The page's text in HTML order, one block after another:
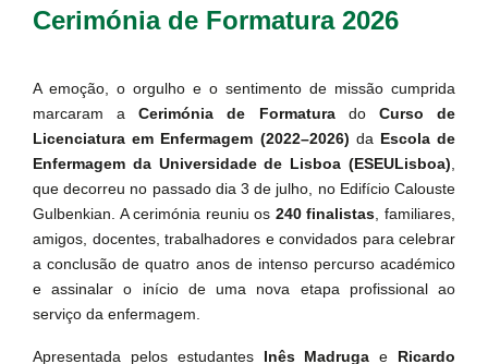
Cerimónia de Formatura 2026
A emoção, o orgulho e o sentimento de missão cumprida
marcaram aCerimónia de Formaturado Curso de
Licenciatura em Enfermagem (2022–2026) da Escola de
Enfermagem da Universidade de Lisboa (ESEULisboa)
que decorreu no passado dia 3 de julho, no Edifício Calouste
Gulbenkian. A cerimónia reuniu os 240 finalistas , familiares,
amigos, docentes, trabalhadores e convidados para celebrar
a conclusão de quatro anos de intenso percurso académico
e assinalar o início de uma nova etapa profissional ao
serviço da enfermagem.
Apresentada pelos estudantes Inês Madruga e Ricardo